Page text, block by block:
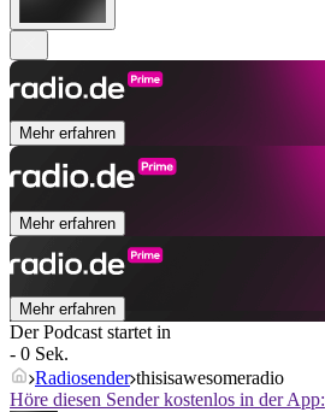
Mehr erfahren
Mehr erfahren
Mehr erfahren
Der Podcast startet in
- 0 Sek.
Radiosender thisisawesomeradio
Höre diesen Sender kostenlos in der App: